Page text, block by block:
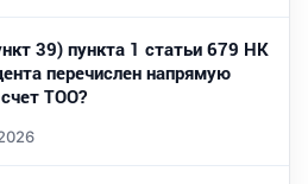
39) пункта 1 статьи 679 НК
перечислен напрямую
ТОО?